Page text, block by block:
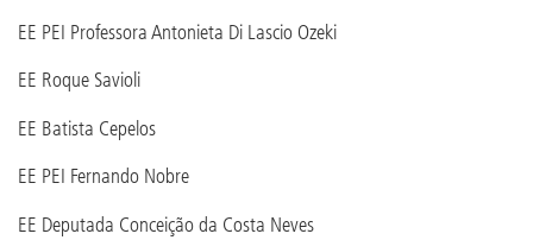
EE PEI Professora Antonieta Di Lascio Ozeki
EE Roque Savioli
EE Batista Cepelos
EE PEI Fernando Nobre
EE Deputada Conceição da Costa Neves